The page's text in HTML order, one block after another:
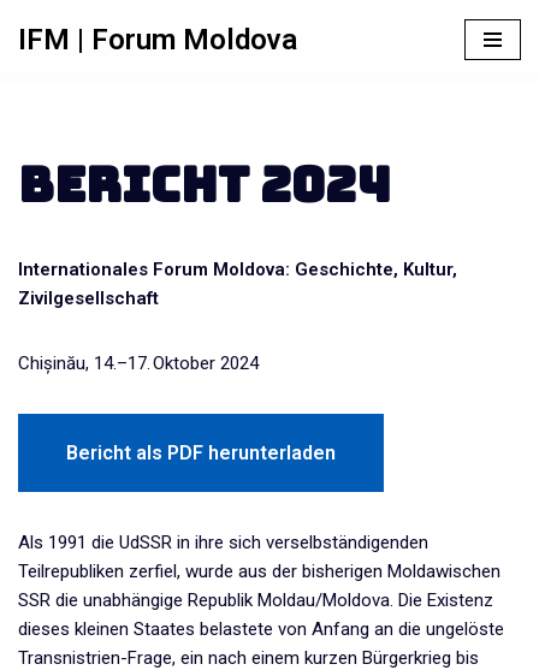
IFM | Forum Moldova
Bericht 2024
Internationales Forum Moldova: Geschichte, Kultur,
Zivilgesellschaft
Chișinău, 14.–17. Oktober 2024
Bericht als PDF herunterladen
Als 1991 die UdSSR in ihre sich verselbständigenden
Teilrepubliken zerfiel, wurde aus der bisherigen Moldawischen
SSR die unabhängige Republik Moldau/Moldova. Die Existenz
dieses kleinen Staates belastete von Anfang an die ungelöste
Transnistrien-Frage, ein nach einem kurzen Bürgerkrieg bis